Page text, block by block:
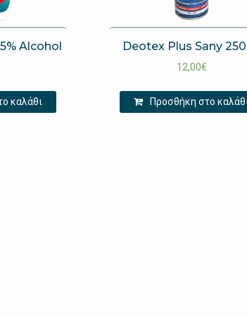
Alcohol
καλάθι
Deotex Plus Sany
12,00€
Προσθήκη στο